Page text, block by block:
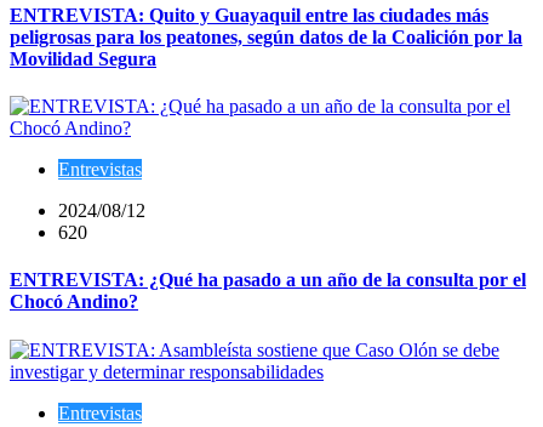
ENTREVISTA: Quito y Guayaquil entre las ciudades más
peligrosas para los peatones, según datos de la Coalición por la
Movilidad Segura
Entrevistas
2024/08/12
620
ENTREVISTA: ¿Qué ha pasado a un año de la consulta por el
Chocó Andino?
Entrevistas